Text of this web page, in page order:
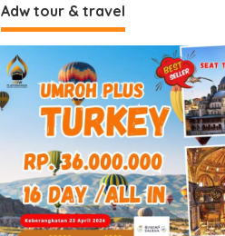
Adw tour & travel